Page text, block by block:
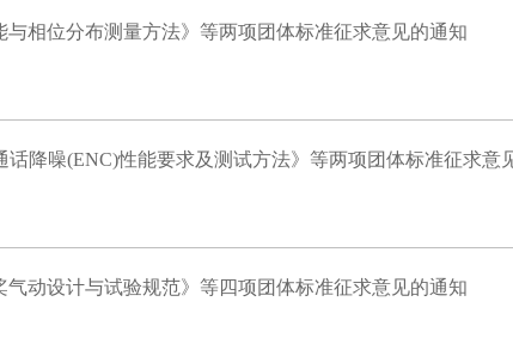
相位分布测量方法》等两项团体标准征求意见的通知
降噪(ENC)性能要求及测试方法》等两项团体标准征求意
动设计与试验规范》等四项团体标准征求意见的通知